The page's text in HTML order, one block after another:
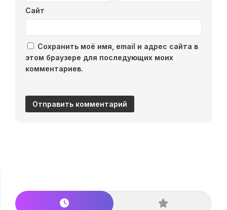
Сайт
Сохранить моё имя, email и адрес сайта в
этом браузере для последующих моих
комментариев.